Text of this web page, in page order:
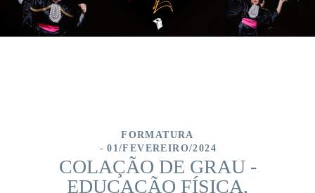
FORMATURA
01/FEVEREIRO/2024
COLAÇÃO DE GRAU -
EDUCAÇÃO FÍSICA,